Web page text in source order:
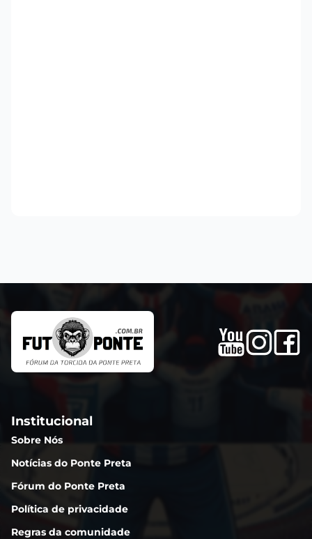
Institucional
Sobre Nós
Notícias do Ponte Preta
Fórum do Ponte Preta
Política de privacidade
Regras da comunidade